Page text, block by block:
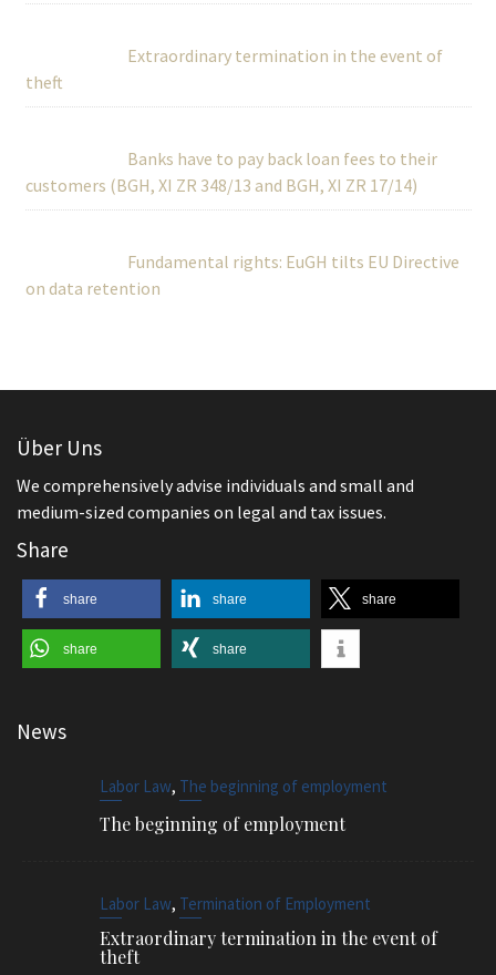
Extraordinary termination in the event of
theft
Banks have to pay back loan fees to their
customers (BGH, XI ZR 348/13 and BGH, XI ZR 17/14)
Fundamental rights: EuGH tilts EU Directive
on data retention
Über Uns
We comprehensively advise individuals and small and
medium-sized companies on legal and tax issues.
Share
share share share
share share
News
Labor Law, The beginning of employment
The beginning of employment
Labor Law, Termination of Employment
Extraordinary termination in the event of
theft